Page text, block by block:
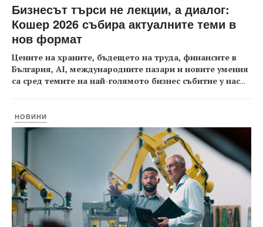
Бизнесът търси не лекции, а диалог:
Кошер 2026 събира актуалните теми в
нов формат
Цените на храните, бъдещето на труда, финансите в
България, AI, международните пазари и новите умения
са сред темите на най-голямото бизнес събитие у нас...
НОВИНИ